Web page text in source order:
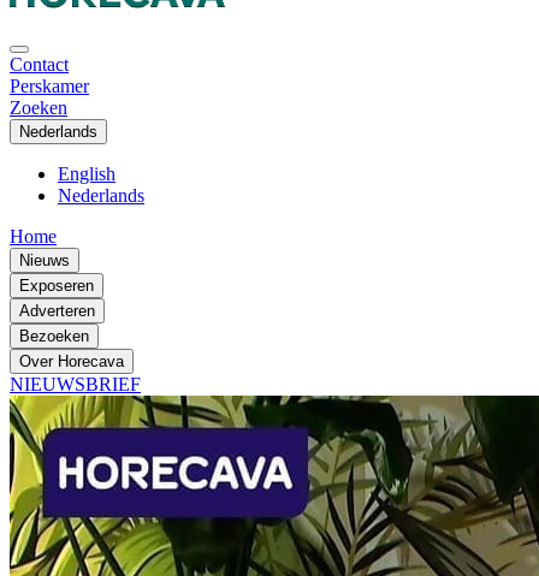
Contact
Perskamer
Zoeken
Nederlands
English
Nederlands
Home
Nieuws
Exposeren
Adverteren
Bezoeken
Over Horecava
NIEUWSBRIEF